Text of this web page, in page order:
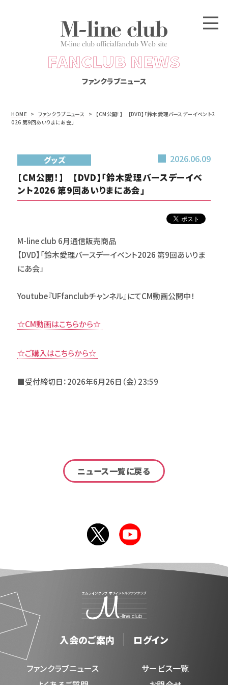
FANCLUB NEWS
ファンクラブニュース
HOME > ファンクラブニュース >
【CM公開！】 【DVD】「鈴木愛理バースデーイベント2
026 第9回あいりまにあ会」
グッズ 2026.06.09
【CM公開！】 【DVD】「鈴木愛理バースデーイベ
ント2026 第9回あいりまにあ会」
M-line club 6月通信販売商品
【DVD】「鈴木愛理バースデーイベント2026 第9回あいりま
にあ会」
Youtube『UFfanclubチャンネル』にてCM動画公開中！
☆CM動画はこちらから☆
☆ご購入はこちらから☆
■受付締切日：2026年6月26日（金）23:59
ニュース一覧に戻る
入会のご案内 ログイン
ファンクラブニュース
サービス一覧